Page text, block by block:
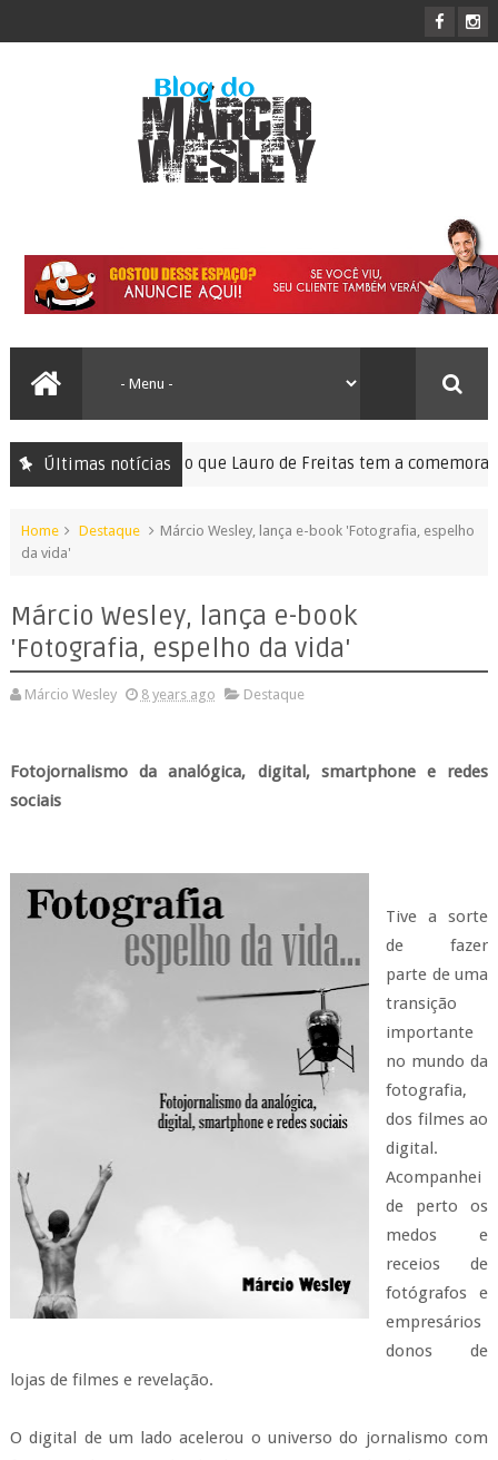
Últimas notícias
sem memória: o que Lauro de Freitas tem a comemorar?
Home Destaque
Márcio Wesley, lança e-book 'Fotografia, espelho
da vida'
Márcio Wesley, lança e-book
'Fotografia, espelho da vida'
Márcio Wesley 8 years ago Destaque
Fotojornalismo da analógica, digital, smartphone e redes
sociais
Tive a sorte
de fazer
parte de uma
transição
importante
no mundo da
fotografia,
dos filmes ao
digital.
Acompanhei
de perto os
medos e
receios de
fotógrafos e
empresários
donos de
lojas de filmes e revelação.
O digital de um lado acelerou o universo do jornalismo com